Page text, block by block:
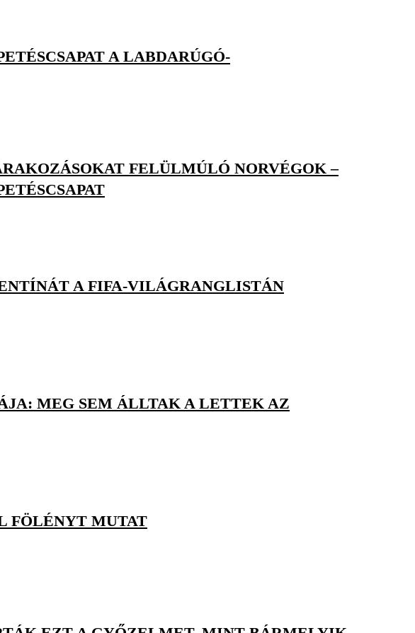
A LABDARÚGÓ-
FELÜLMÚLÓ NORVÉGOK –
A FIFA-VILÁGRANGLISTÁN
MEG SEM ÁLLTAK A LETTEK AZ
FÖLÉNYT MUTAT